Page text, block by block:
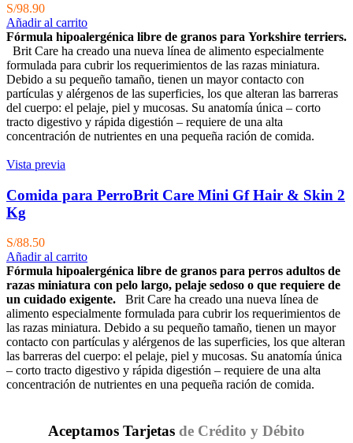
S/98.90
Añadir al carrito
Fórmula hipoalergénica libre de granos para Yorkshire terriers.
Brit Care ha creado una nueva línea de alimento especialmente
formulada para cubrir los requerimientos de las razas miniatura.
Debido a su pequeño tamaño, tienen un mayor contacto con
partículas y alérgenos de las superficies, los que alteran las barreras
del cuerpo: el pelaje, piel y mucosas. Su anatomía única – corto
tracto digestivo y rápida digestión – requiere de una alta
concentración de nutrientes en una pequeña ración de comida.
Vista previa
Comida para PerroBrit Care Mini Gf Hair & Skin 2
Kg
S/88.50
Añadir al carrito
Fórmula hipoalergénica libre de granos para perros adultos de
razas miniatura con pelo largo, pelaje sedoso o que requiere de
un cuidado exigente. Brit Care ha creado una nueva línea de
alimento especialmente formulada para cubrir los requerimientos de
las razas miniatura. Debido a su pequeño tamaño, tienen un mayor
contacto con partículas y alérgenos de las superficies, los que alteran
las barreras del cuerpo: el pelaje, piel y mucosas. Su anatomía única
– corto tracto digestivo y rápida digestión – requiere de una alta
concentración de nutrientes en una pequeña ración de comida.
Aceptamos Tarjetas de Crédito y Débito